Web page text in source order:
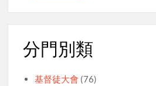
分門別類
基督徒大會 (76)